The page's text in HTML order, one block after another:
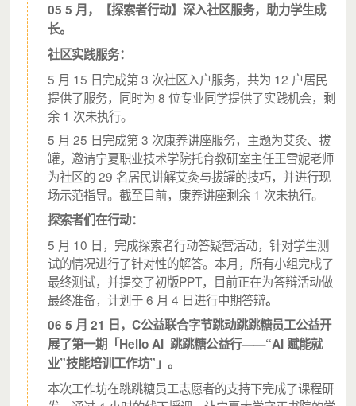
（32小时能力提升实验室受众反馈）
- 高中生项目 -
（眼界和能力提升）
2014 年，C公益启动了针对高中生的项目，高考百天时，
“我的梦 我的路”公益宣讲会进入了婷婷的高中，学长、学
姐向高三的学生分享学习经验和方法；
2015 年，婷婷再次接触到了C公益。回想起一年前的冬
天，她多么 希望有人能够点醒她专业选择的重要性 。她甚
至期望在高一时就能了解大学、专业和自己，这样不会在
大学阶段，总是慢人一拍。
她带着这份遗憾，成为了C公益的志愿者，希望让学弟学
妹们少走些弯路
。
自此“我的梦 我的路”公益宣讲会也开始设置自我认知、专
业介绍、职业规划相关的分享，让宁夏的学子早一些，再
早一些认识自己，规划自己的大学和人生。
05 5 月，【探索者行动】深入社区服务，助力学生成
长。
社区实践服务：
5 月 15 日完成第 3 次社区入户服务，共为 12 户居民
提供了服务，同时为 8 位专业同学提供了实践机会，剩
余 1 次未执行。
5 月 25 日完成第 3 次康养讲座服务，主题为艾灸、拔
罐，邀请宁夏职业技术学院托育教研室主任王雪妮老师
为社区的 29 名居民讲解艾灸与拔罐的技巧，并进行现
场示范指导。截至目前，康养讲座剩余 1 次未执行。
探索者们在行动：
5 月 10 日，完成探索者行动答疑营活动，针对学生测
试的情况进行了针对性的解答。本月，所有小组完成了
最终测试，并提交了初版PPT，目前正在为答辩活动做
最终准备，计划于 6 月 4 日进行中期答辩。
06 5 月 21 日，C公益联合字节跳动跳跳糖员工公益开
展了第一期「HelloAI跳跳糖公益行——“AI 赋能就
业”技能培训工作坊”」。
本次工作坊在跳跳糖员工志愿者的支持下完成了课程研